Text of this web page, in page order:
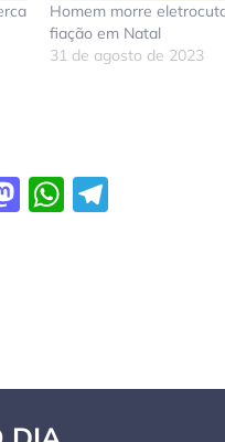
Homem morre
fiação em Natal
31 de agosto de 2023
Mastodon
WhatsApp